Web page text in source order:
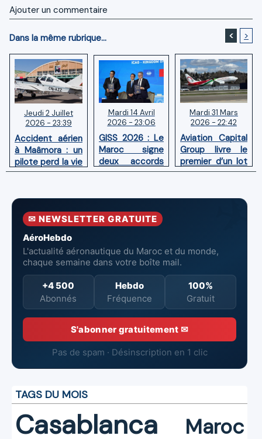
Ajouter un commentaire
Dans la même rubrique... < >
Jeudi 2 Juillet
2026 - 23:39
Accident aérien
à Maâmora : un
pilote perd la vie
en combat
incendie
Mardi 14 Avril
2026 - 23:06
GISS 2026 : Le
Maroc signe
deux accords
avec l'OACI
la surveillance
aériennes.
Mardi 31 Mars
2026 - 22:42
Aviation Capital
Group livre le
premier d’un lot
de six Boeing
neufs à Royal Air
✉ NEWSLETTER GRATUITE
AéroHebdo
L'actualité aéronautique du Maroc et du monde,
chaque semaine dans votre boîte mail.
+4 500
Abonnés
Hebdo
Fréquence
100%
Gratuit
S'abonner gratuitement ✉
Pas de spam · Désinscription en 1 clic
TAGS DU MOIS
Casablanca Maroc